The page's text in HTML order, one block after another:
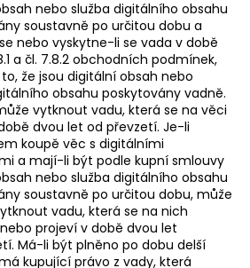
nebo služba digitálního obsahu
soustavně po určitou dobu a
nebo vyskytne-li se vada v době
a čl. 7.8.2 obchodních podmínek,
že jsou digitální obsah nebo
obsahu poskytovány vadně.
vytknout vadu, která se na věci
dvou let od převzetí. Je-li
koupě věc s digitálními
a mají-li být podle kupní smlouvy
nebo služba digitálního obsahu
soustavně po určitou dobu, může
vadu, která se na nich
projeví v době dvou let
Má-li být plněno po dobu delší
kupující právo z vady, která